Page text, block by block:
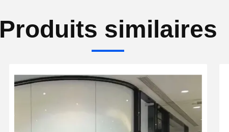
Produits similaires